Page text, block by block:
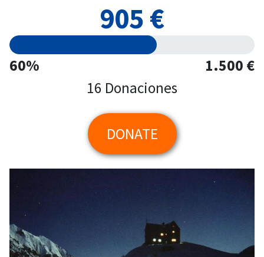
905 €
60%
1.500 €
16 Donaciones
DONATE